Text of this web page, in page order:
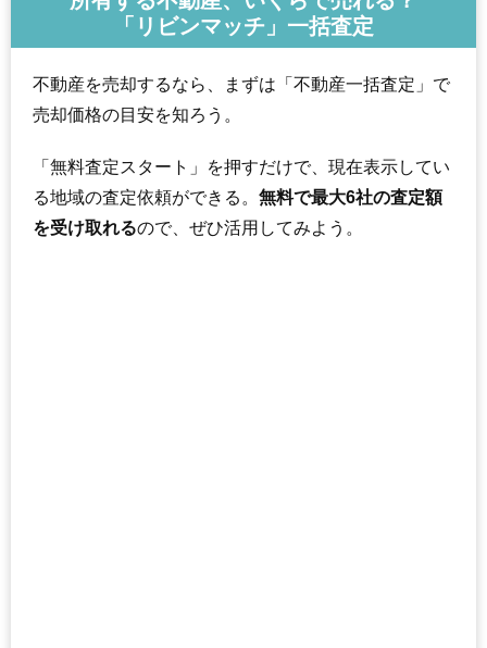
「リビンマッチ」一括査定
不動産を売却するなら、まずは「不動産一括査定」で
売却価格の目安を知ろう。
「無料査定スタート」を押すだけで、現在表示してい
る地域の査定依頼ができる。 無料で最大6社の査定額
を受け取れるので、ぜひ活用してみよう。